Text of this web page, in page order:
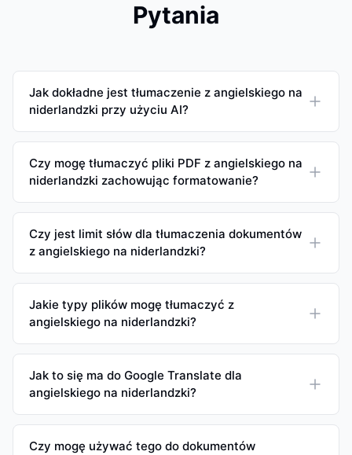
Pytania
Jak dokładne jest tłumaczenie z angielskiego na
niderlandzki przy użyciu AI?
Czy mogę tłumaczyć pliki PDF z angielskiego na
niderlandzki zachowując formatowanie?
Czy jest limit słów dla tłumaczenia dokumentów
z angielskiego na niderlandzki?
Jakie typy plików mogę tłumaczyć z
angielskiego na niderlandzki?
Jak to się ma do Google Translate dla
angielskiego na niderlandzki?
Czy mogę używać tego do dokumentów